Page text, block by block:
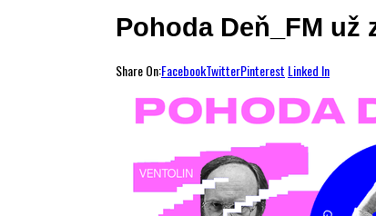
Pohoda Deň_FM už
Share On:FacebookTwitterPinterest Linked In